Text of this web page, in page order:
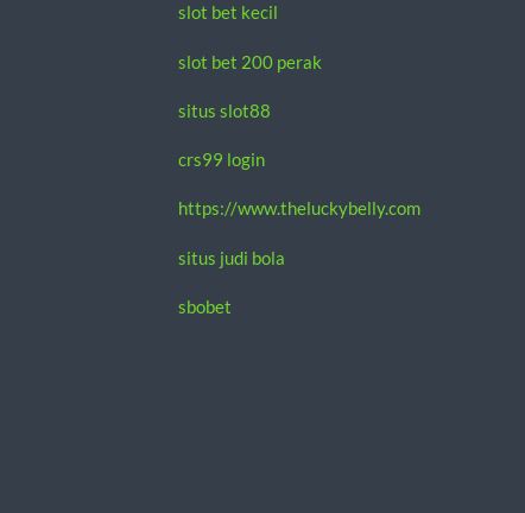
slot bet kecil
slot bet 200 perak
situs slot88
crs99 login
https://www.theluckybelly.com
situs judi bola
sbobet